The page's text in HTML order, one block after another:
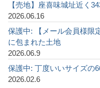
【売地】座喜味城址近く
2026.06.16
保護中: 【メール会員様限
に包まれた土地
2026.06.9
保護中: 丁度いいサイズの
2026.02.6